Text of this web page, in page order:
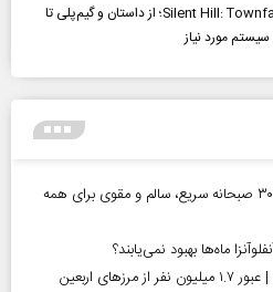
بررسی بازی Silent Hill: Townfall؛ از داستان و گیم‌پلی تا
سیستم مورد نیاز
صبحانه چی درست کنم؟ معرفی ۳۰ صبحانه سریع، سالم و مقوی برای همه
ماه‌ها بهبود نمی‌یابند؟